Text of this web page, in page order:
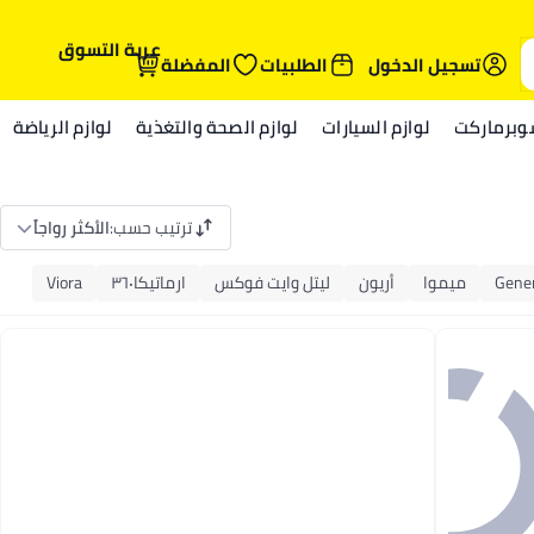
تسجيل الدخول
الطلبيات المفضلةعربة التسوق
لوازم السيارات لوازم الصحة والتغذية لوازم الرياضة
ترتيب حسب:الأكثر رواجاً
ميموا أريون ليتل وايت فوكس ارماتيكا٣٦٠ Viora